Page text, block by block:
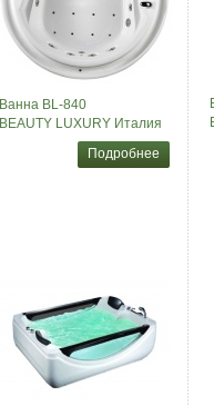
Ванна BL-840
BEAUTY LUXURY Италия
Подробнее